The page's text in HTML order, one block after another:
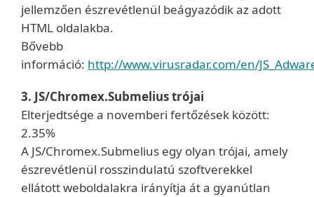
jellemzően észrevétlenül beágyazódik az adott
HTML oldalakba.
Bővebb
információ: http://www.virusradar.com/en/
3. JS/Chromex.Submelius trójai
Elterjedtsége a novemberi fertőzések között:
2.35%
A JS/Chromex.Submelius egy olyan trójai, amely
észrevétlenül rosszindulatú szoftverekkel
ellátott weboldalakra irányítja át a gyanútlan